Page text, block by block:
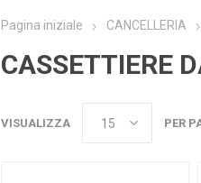
Pagina iniziale CANCELLERIA
CASSETTIERE
VISUALIZZA PER